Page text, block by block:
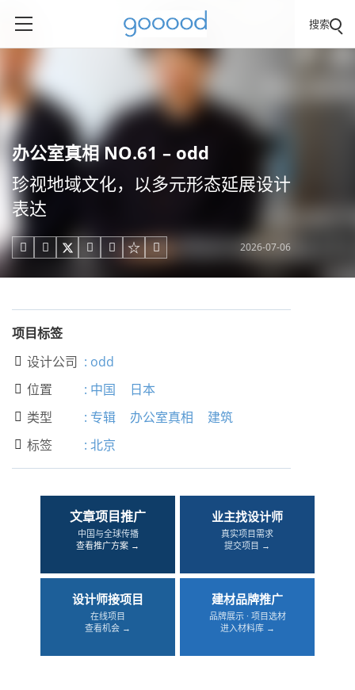
搜索
办公室真相 NO.61 – odd
珍视地域文化，以多元形态延展设计
表达
     2026-07-06
项目标签
 设计公司 : odd
 位置 : 中国 日本
 类型 : 专辑 办公室真相 建筑
 标签 : 北京
文章项目推广
中国与全球传播
查看推广方案 →
业主找设计师
真实项目需求
提交项目 →
设计师接项目
在线项目
查看机会 →
建材品牌推广
品牌展示 · 项目选材
进入材料库 →